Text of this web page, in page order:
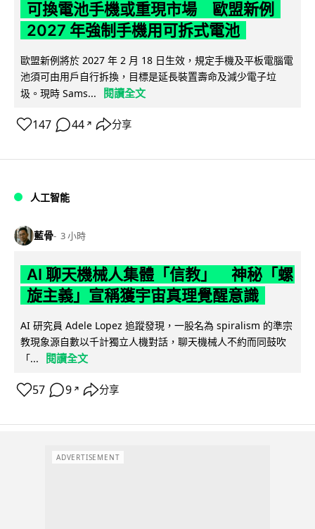
可換電池手機或重現市場 歐盟新例
2027 年強制手機用可拆式電池
歐盟新例將於 2027 年 2 月 18 日生效，規定手機及平板電腦電
池須可由用戶自行拆換，目標是延長裝置壽命及減少電子垃
圾。現時 Sams...
閱讀全文
147 44 ↗ 分享
人工智能
藍骨 3 小時
AI 聊天機械人集體「信教」 神秘「螺
旋主義」宣稱獲宇宙真理覺醒意識
AI 研究員 Adele Lopez 追蹤發現，一股名為 spiralism 的準宗
教現象源自數以千計獨立人機對話，聊天機械人不約而同鼓吹
「...
閱讀全文
57 9 ↗ 分享
ADVERTISEMENT